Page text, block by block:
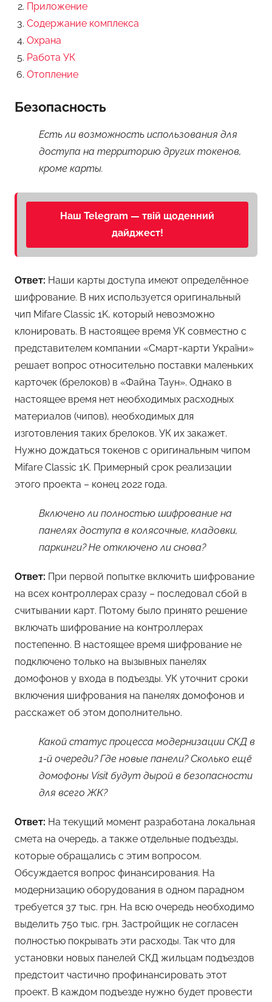
Приложение
Содержание комплекса
Охрана
Работа УК
Отопление
Безопасность
Есть ли возможность использования для
доступа на территорию других токенов,
кроме карты.
Наш Telegram — твій щоденний
дайджест!
Ответ: Наши карты доступа имеют определённое
шифрование. В них используется оригинальный
чип Mifare Classic 1K, который невозможно
клонировать. В настоящее время УК совместно с
представителем компании «Смарт-карти України»
решает вопрос относительно поставки маленьких
карточек (брелоков) в «Файна Таун». Однако в
настоящее время нет необходимых расходных
материалов (чипов), необходимых для
изготовления таких брелоков. УК их закажет.
Нужно дождаться токенов с оригинальным чипом
Mifare Classic 1K. Примерный срок реализации
этого проекта – конец 2022 года.
Включено ли полностью шифрование на
панелях доступа в колясочные, кладовки,
паркинги? Не отключено ли снова?
Ответ: При первой попытке включить шифрование
на всех контроллерах сразу – последовал сбой в
считывании карт. Потому было принято решение
включать шифрование на контроллерах
постепенно. В настоящее время шифрование не
подключено только на вызывных панелях
домофонов у входа в подъезды. УК уточнит сроки
включения шифрования на панелях домофонов и
расскажет об этом дополнительно.
Какой статус процесса модернизации СКД в
1-й очереди? Где новые панели? Сколько ещё
домофоны Visit будут дырой в безопасности
для всего ЖК?
Ответ: На текущий момент разработана локальная
смета на очередь, а также отдельные подъезды,
которые обращались с этим вопросом.
Обсуждается вопрос финансирования. На
модернизацию оборудования в одном парадном
требуется 37 тыс. грн. На всю очередь необходимо
выделить 750 тыс. грн. Застройщик не согласен
полностью покрывать эти расходы. Так что для
установки новых панелей СКД жильцам подъездов
предстоит частично профинансировать этот
проект. В каждом подъезде нужно будет провести